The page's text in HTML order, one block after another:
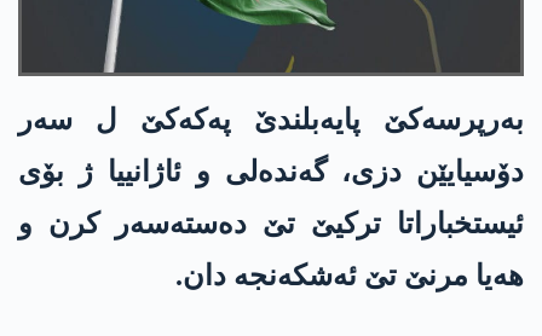
به‌رپرسه‌كێ پایه‌بلندێ په‌كه‌كێ ل سه‌ر
دۆسیایێن دزی، گه‌نده‌لی و ئاژانییا ژ بۆی
ئیستخباراتا تركیێ تێ ده‌سته‌سه‌ر كرن و
هه‌یا مرنێ تێ ئه‌شكه‌نجه‌ دان.